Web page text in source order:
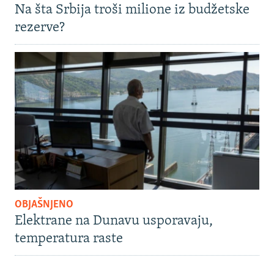
Na šta Srbija troši milione iz budžetske
rezerve?
OBJAŠNJENO
Elektrane na Dunavu usporavaju,
temperatura raste